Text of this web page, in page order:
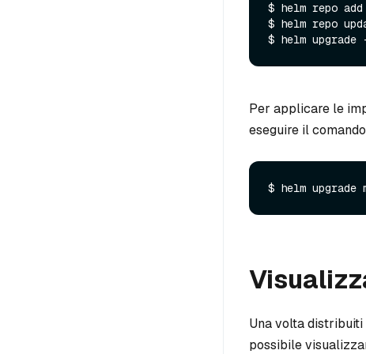
$ helm repo
$ helm repo
Per applicare le
eseguire il
Una volta distribuiti
possibile